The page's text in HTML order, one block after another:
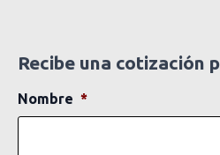
Recibe una cotización
Nombre *